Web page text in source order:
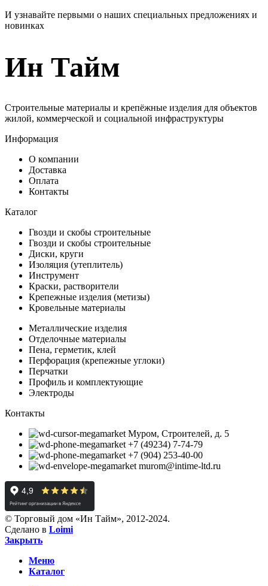
И узнавайте первыми о наших специальных предложениях и
новинках
Ин Тайм
Строительные материалы и крепёжные изделия для объектов
жилой, коммерческой и социальной инфраструктуры
Информация
О компании
Доставка
Оплата
Контакты
Каталог
Гвозди и скобы строительные
Гвозди и скобы строительные
Диски, круги
Изоляция (утеплитель)
Инструмент
Краски, растворители
Крепежные изделия (метизы)
Кровельные материалы
Металлические изделия
Отделочные материалы
Пена, герметик, клей
Перфорация (крепежные углоки)
Перчатки
Профиль и комплектующие
Электроды
Контакты
Муром, Строителей, д. 5
+7 (49234) 7-74-79
+7 (904) 253-40-00
murom@intime-ltd.ru
© Торговый дом «Ин Тайм», 2012-2024.
Сделано в Loimi
Закрыть
Меню
Каталог